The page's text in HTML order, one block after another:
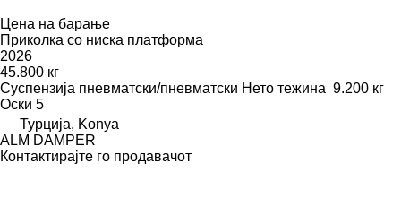
Цена на барање
Приколка со ниска платформа
2026
45.800 кг
Суспензија пневматски/пневматски Нето тежина 9.200 кг
Оски 5
Турција, Konya
ALM DAMPER
Контактирајте го продавачот